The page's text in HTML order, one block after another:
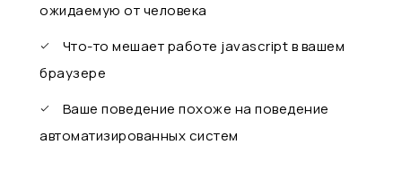
ожидаемую от человека
Что-то мешает работе javascript в вашем
браузере
Ваше поведение похоже на поведение
автоматизированных систем